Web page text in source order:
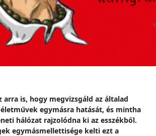
is, hogy megvizsgáld az általad
egymásra hatását, és mintha
hálózat rajzolódna ki az esszékből.
egymásmellettisége kelti ezt a